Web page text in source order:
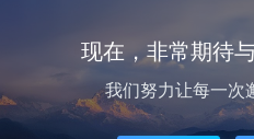
现在，非常期待
我们努力让每一次